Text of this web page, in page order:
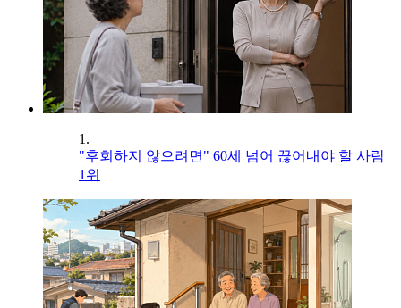
1.
"후회하지 않으려면" 60세 넘어 끊어내야 할 사람
1위